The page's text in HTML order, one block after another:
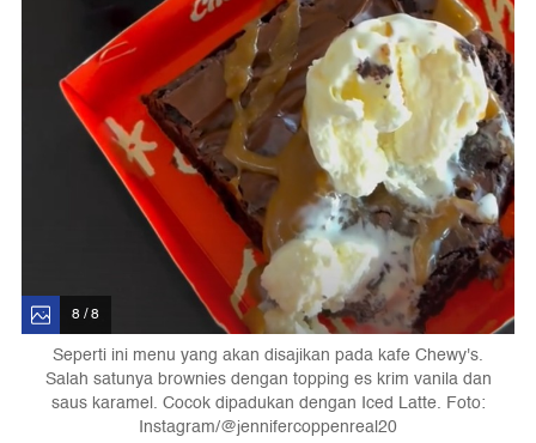
8 / 8
Seperti ini menu yang akan disajikan pada kafe Chewy's.
Salah satunya brownies dengan topping es krim vanila dan
saus karamel. Cocok dipadukan dengan Iced Latte. Foto:
Instagram/@jennifercoppenreal20